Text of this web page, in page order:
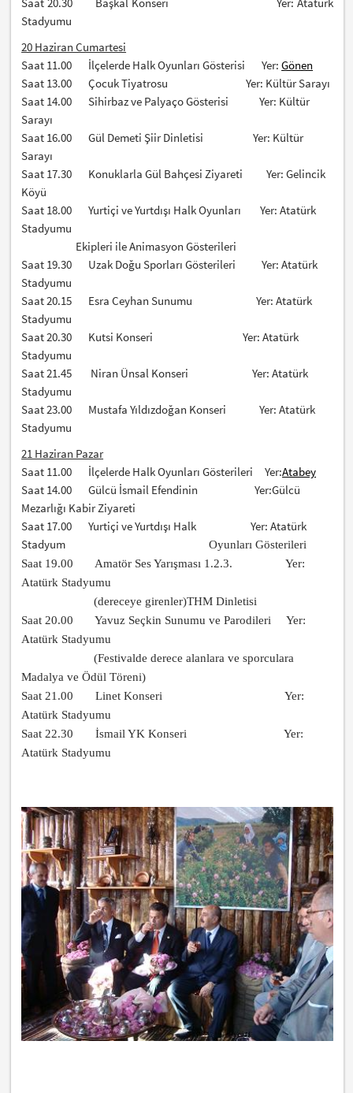
Stadyumu
20 Haziran Cumartesi
Saat 11.00 İlçelerde Halk Oyunları Gösterisi Yer:Gönen
Saat 13.00 Çocuk Tiyatrosu Yer: Kültür Sarayı
Saat 14.00 Sihirbaz ve Palyaço Gösterisi Yer: Kültür
Sarayı
Saat 16.00 Gül Demeti Şiir Dinletisi Yer: Kültür
Sarayı
Saat 17.30 Konuklarla Gül Bahçesi Ziyareti Yer: Gelincik
Köyü
Saat 18.00 Yurtiçi ve Yurtdışı Halk Oyunları Yer: Atatürk
Stadyumu
Ekipleri ile Animasyon Gösterileri
Saat 19.30 Uzak Doğu Sporları Gösterileri Yer: Atatürk
Stadyumu
Saat 20.15 Esra Ceyhan Sunumu Yer: Atatürk
Stadyumu
Saat 20.30 Kutsi Konseri Yer: Atatürk
Stadyumu
Saat 21.45 Niran Ünsal Konseri Yer: Atatürk
Stadyumu
Saat 23.00 Mustafa Yıldızdoğan Konseri Yer: Atatürk
Stadyumu
21 Haziran Pazar
Saat 11.00 İlçelerde Halk Oyunları Gösterileri Yer:Atabey
Saat 14.00 Gülcü İsmail Efendinin Yer:Gülcü
Mezarlığı Kabir Ziyareti
Saat 17.00 Yurtiçi ve Yurtdışı Halk Yer: Atatürk
Stadyum
Oyunları Gösterileri
Saat 19.00 Amatör Ses Yarışması 1.2.3. Yer:
Atatürk Stadyumu
(dereceye girenler)THM Dinletisi
Saat 20.00 Yavuz Seçkin Sunumu ve Parodileri Yer:
Atatürk Stadyumu
(Festivalde derece alanlara ve sporculara
Madalya ve Ödül Töreni)
Saat 21.00 Linet Konseri Yer:
Atatürk Stadyumu
Saat 22.30 İsmail YK Konseri Yer:
Atatürk Stadyumu